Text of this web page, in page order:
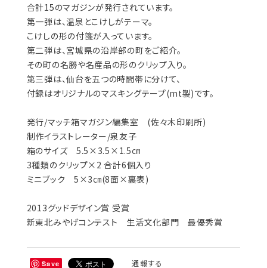
合計15のマガジンが発行されています。
第一弾は、温泉とこけしがテーマ。
こけしの形の付箋が入っています。
第二弾は、宮城県の沿岸部の町をご紹介。
その町の名勝や名産品の形のクリップ入り。
第三弾は、仙台を五つの時間帯に分けて、
付録はオリジナルのマスキングテープ(mt製)です。
発行/マッチ箱マガジン編集室 (佐々木印刷所)
制作イラストレーター/泉友子
箱のサイズ 5.5×3.5×1.5㎝
3種類のクリップ×2 合計6個入り
ミニブック 5×3㎝(8面×裏表)
2013グッドデザイン賞 受賞
新東北みやげコンテスト 生活文化部門 最優秀賞
Save 通報する